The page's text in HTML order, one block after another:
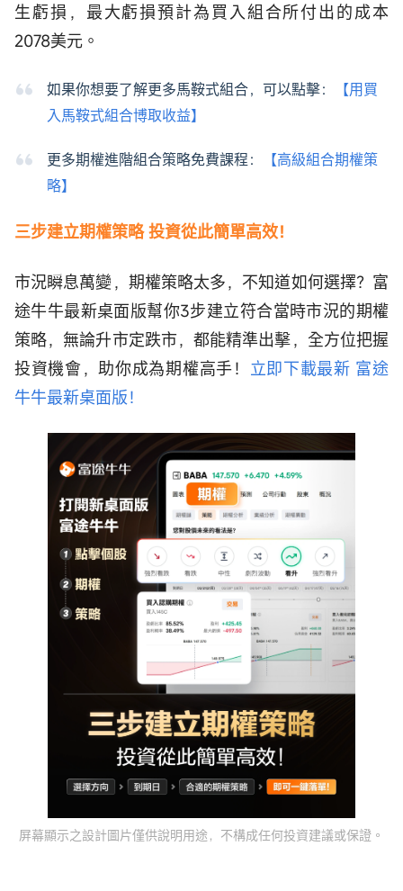
生虧損，最大虧損預計為買入組合所付出的成本
2078美元。
如果你想要了解更多馬鞍式組合，可以點擊：
【用買
入馬鞍式組合博取收益】
更多期權進階組合策略免費課程：
【高級組合期權策
略】
三步建立期權策略 投資從此簡單高效！
市況瞬息萬變，期權策略太多，不知道如何選擇？富
途牛牛最新桌面版幫你3步建立符合當時市況的期權
策略，無論升市定跌市，都能精準出擊，全方位把握
投資機會，助你成為期權高手！ 立即下載最新 富途
牛牛最新桌面版！
屏幕顯示之設計圖片僅供說明用途，不構成任何投資建議或保證。